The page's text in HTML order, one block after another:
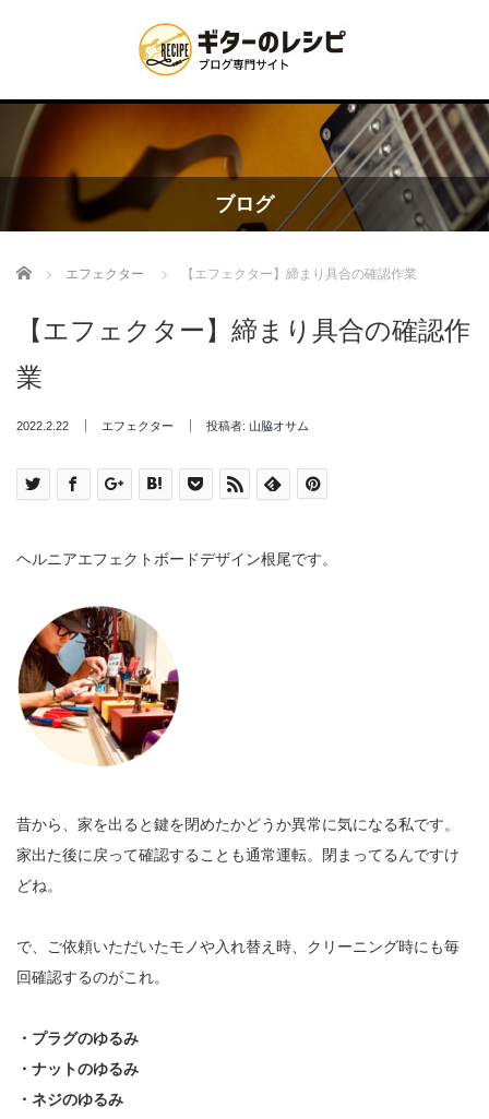
ブログ
Home エフェクター 【エフェクター】締まり具合の確認作業
【エフェクター】締まり具合の確認作
業
2022.2.22 エフェクター 投稿者: 山脇オサム
ヘルニアエフェクトボードデザイン根尾です。
昔から、家を出ると鍵を閉めたかどうか異常に気になる私です。
家出た後に戻って確認することも通常運転。閉まってるんですけ
どね。
で、ご依頼いただいたモノや入れ替え時、クリーニング時にも毎
回確認するのがこれ。
・プラグのゆるみ
・ナットのゆるみ
・ネジのゆるみ